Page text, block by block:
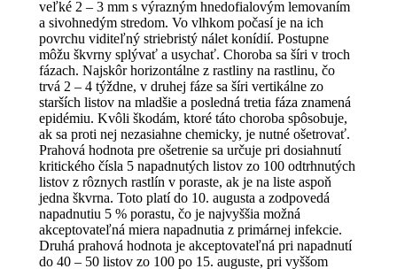
veľké 2 – 3 mm s výrazným hnedofialovým lemovaním
a sivohnedým stredom. Vo vlhkom počasí je na ich
povrchu viditeľný striebristý nálet konídií. Postupne
môžu škvrny splývať a usychať. Choroba sa šíri v troch
fázach. Najskôr horizontálne z rastliny na rastlinu, čo
trvá 2 – 4 týždne, v druhej fáze sa šíri vertikálne zo
starších listov na mladšie a posledná tretia fáza znamená
epidémiu. Kvôli škodám, ktoré táto choroba spôsobuje,
ak sa proti nej nezasiahne chemicky, je nutné ošetrovať.
Prahová hodnota pre ošetrenie sa určuje pri dosiahnutí
kritického čísla 5 napadnutých listov zo 100 odtrhnutých
listov z rôznych rastlín v poraste, ak je na liste aspoň
jedna škvrna. Toto platí do 10. augusta a zodpovedá
napadnutiu 5 % porastu, čo je najvyššia možná
akceptovateľná miera napadnutia z primárnej infekcie.
Druhá prahová hodnota je akceptovateľná pri napadnutí
do 40 – 50 listov zo 100 po 15. auguste, pri vyššom